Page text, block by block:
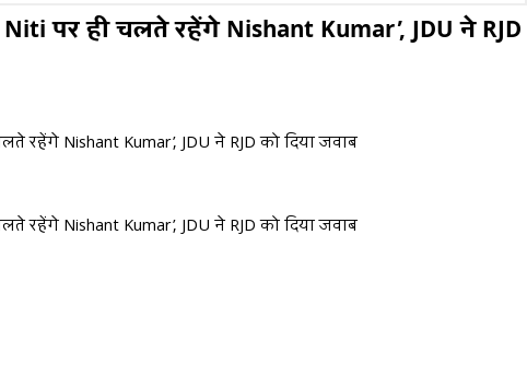
पर ही चलते रहेंगे Nishant Kumar’, JDU ने RJD
रहेंगे Nishant Kumar’, JDU ने RJD को दिया जवाब
रहेंगे Nishant Kumar’, JDU ने RJD को दिया जवाब